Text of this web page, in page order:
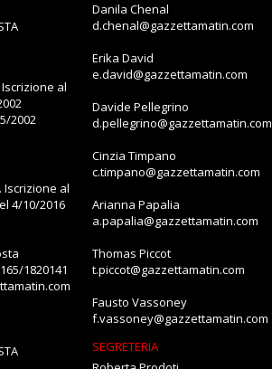
al
2002
Iscrizione al
4/10/2016
1820141
Danila Chenal
d.chenal@gazzettamatin.com
Erika David
e.david@gazzettamatin.com
Davide Pellegrino
d.pellegrino@gazzettamatin.com
Cinzia Timpano
c.timpano@gazzettamatin.com
Arianna Papalia
a.papalia@gazzettamatin.com
Thomas Piccot
t.piccot@gazzettamatin.com
Fausto Vassoney
f.vassoney@gazzettamatin.com
SEGRETERIA